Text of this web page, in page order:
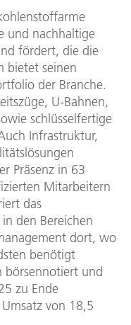
und nachhaltige
fördert, die die
bietet seinen
der Branche.
U-Bahnen,
schlüsselfertige
Infrastruktur,
Präsenz in 63
Mitarbeitern
das
den Bereichen
dort, wo
benötigt
börsennotiert und
zu Ende
von 18,5